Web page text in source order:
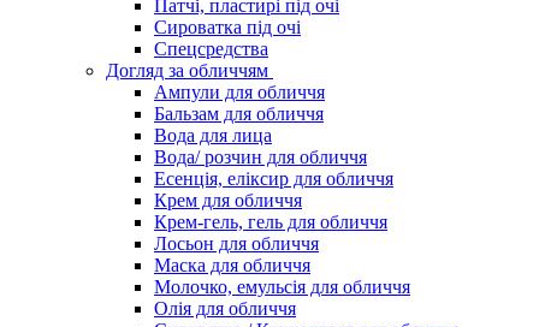
Патчі, пластирі під очі
Сироватка під очі
Спецсредства
Догляд за обличчям
Ампули для обличчя
Бальзам для обличчя
Вода для лица
Вода/ розчин для обличчя
Есенція, еліксир для обличчя
Крем для обличчя
Крем-гель, гель для обличчя
Лосьон для обличчя
Маска для обличчя
Молочко, емульсія для обличчя
Олія для обличчя